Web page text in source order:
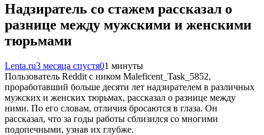
Надзиратель со стажем рассказал о
разнице между мужскими и женскими
тюрьмами
Lenta.ru3 месяца спустя01 минуты
Пользователь Reddit с ником Maleficent_Task_5852,
проработавший больше десяти лет надзирателем в различных
мужских и женских тюрьмах, рассказал о разнице между
ними. По его словам, отличия бросаются в глаза. Он
рассказал, что за годы работы сблизился со многими
подопечными, узнав их глубже.